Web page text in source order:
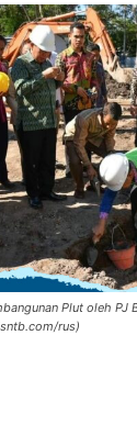
Plut oleh PJ
rus)